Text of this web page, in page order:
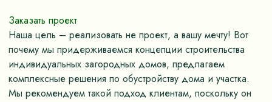
Заказать проект
Наша цель – реализовать не проект, а вашу мечту! Вот
почему мы придерживаемся концепции строительства
индивидуальных загородных домов, предлагаем
комплексные решения по обустройству дома и участка.
Мы рекомендуем такой подход клиентам, поскольку он